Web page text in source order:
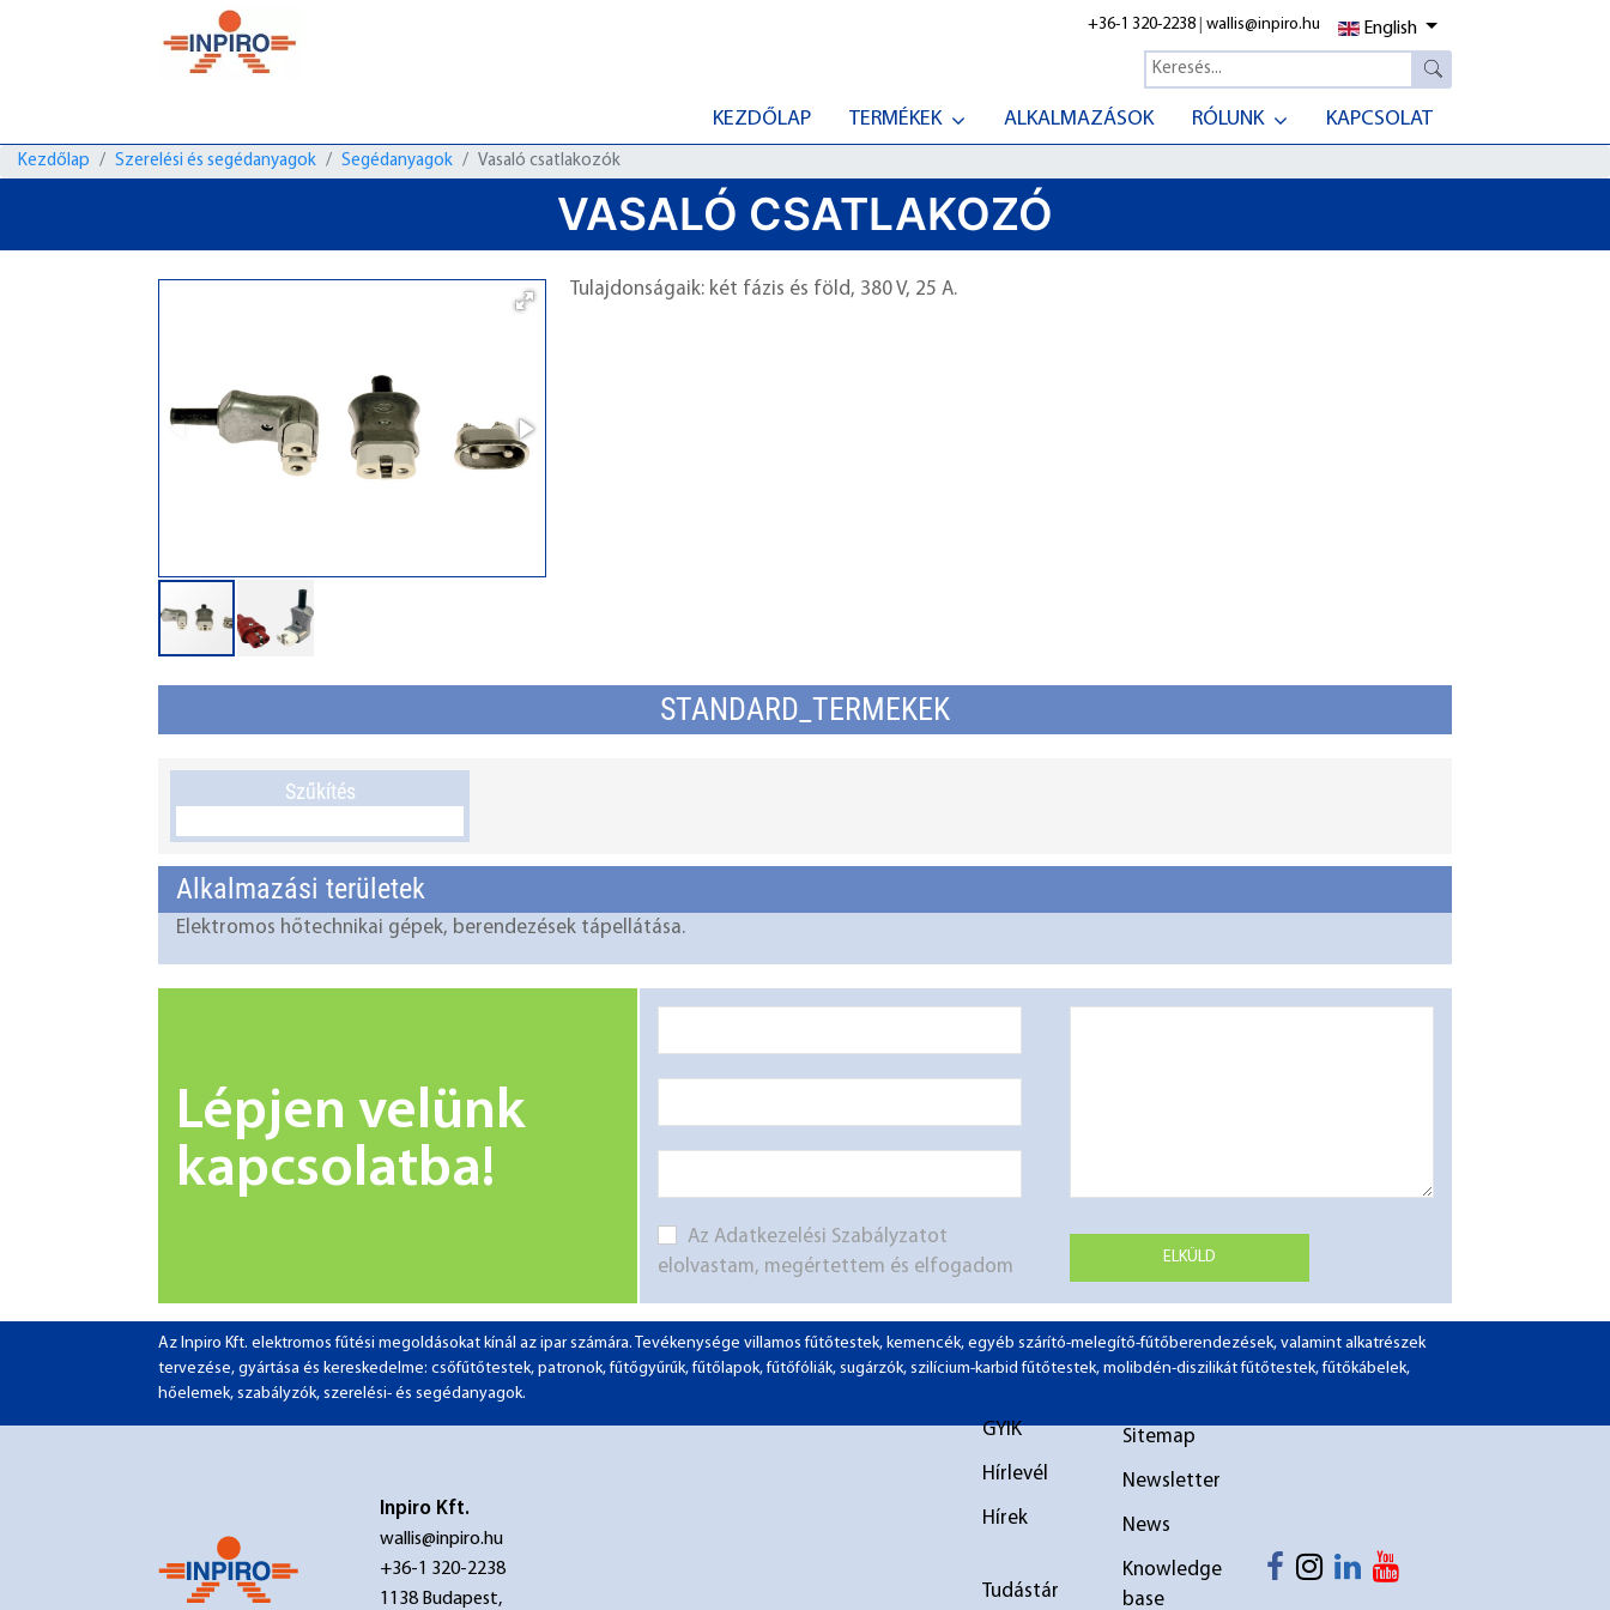
+36-1 320-2238 |wallis@inpiro.hu English
KEZDŐLAP TERMÉKEK ALKALMAZÁSOK RÓLUNK KAPCSOLAT
Kezdőlap Szerelési és segédanyagok Segédanyagok Vasaló csatlakozók
VASALÓ CSATLAKOZÓ
Tulajdonságaik: két fázis és föld, 380 V, 25 A.
STANDARD_TERMEKEK
Szűkítés
Alkalmazási területek
Elektromos hőtechnikai gépek, berendezések tápellátása.
Lépjen velünk
kapcsolatba!
Az Adatkezelési Szabályzatot
elolvastam, megértettem és elfogadom
ELKÜLD
Az Inpiro Kft. elektromos fűtési megoldásokat kínál az ipar számára. Tevékenysége villamos fűtőtestek, kemencék, egyéb szárító-melegítő-fűtőberendezések, valamint alkatrészek
tervezése, gyártása és kereskedelme: csőfűtőtestek, patronok, fűtőgyűrűk, fűtőlapok, fűtőfóliák, sugárzók, szilícium-karbid fűtőtestek, molibdén-diszilikát fűtőtestek, fűtőkábelek,
hőelemek, szabályzók, szerelési- és segédanyagok.
Inpiro Kft.
wallis@inpiro.hu
+36-1 320-2238
1138 Budapest,
GYIK
Hírlevél
Hírek
1
elválasztó
Tudástár
Sitemap
Newsletter
News
Knowledge
base